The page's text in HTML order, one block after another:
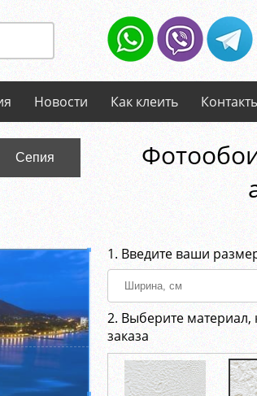
Новости Как клеить
Сепия
1. Введите ваши
2. Выберите материал,
заказа